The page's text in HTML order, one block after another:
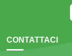
CONTATTACI